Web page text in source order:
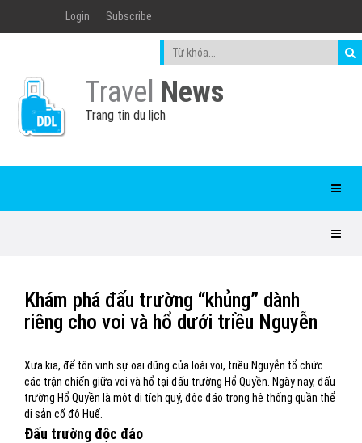
Login Subscribe
Travel News
Trang tin du lịch
Khám phá đấu trường “khủng” dành
riêng cho voi và hổ dưới triều Nguyễn
Xưa kia, để tôn vinh sự oai dũng của loài voi, triều Nguyễn tổ chức
các trận chiến giữa voi và hổ tại đấu trường Hổ Quyền. Ngày nay, đấu
trường Hổ Quyền là một di tích quý, độc đáo trong hệ thống quần thể
di sản cố đô Huế.
Đấu trường độc đáo